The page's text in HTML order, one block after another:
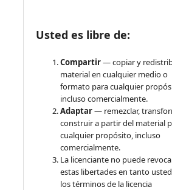
Usted es libre de:
Compartir— copiar y
material en cualquier medio o
formato para cualquier
incluso comercialmente.
Adaptar— remezclar,
construir a partir del material
cualquier propósito, incluso
comercialmente.
La licenciante no puede
estas libertades en tanto
los términos de la licencia